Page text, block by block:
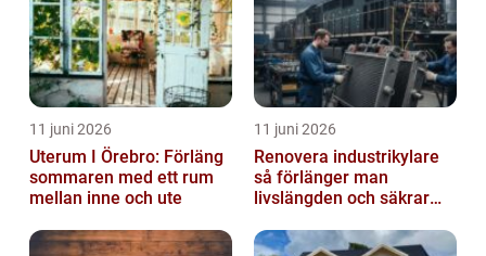
11 juni 2026
Uterum I Örebro: Förläng
sommaren med ett rum
mellan inne och ute
11 juni 2026
Renovera industrikylare
så förlänger man
livslängden och säkrar